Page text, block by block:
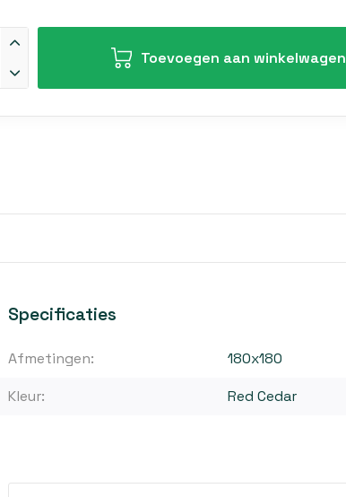
Toevoegen aan winkelwagen
Specificaties
Afmetingen:
180x180
Kleur:
Red Cedar